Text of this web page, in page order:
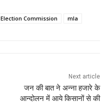
Election Commission mla
Next article
जन की बात ने अन्ना हजारे के
आन्दोलन में आये किसानों से की